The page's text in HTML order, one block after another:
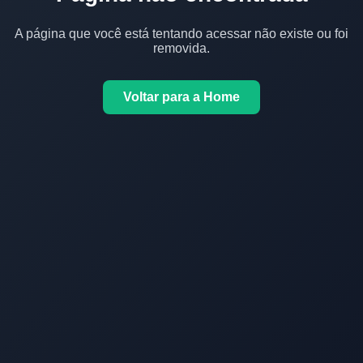
A página que você está tentando acessar não existe ou foi
removida.
Voltar para a Home